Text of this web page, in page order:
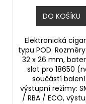
DO KOŠÍKU
Elektronická
typu POD.
32 x 26 mm,
slot pro 18650
součástí
výstupní režimy:
/ RBA / ECO,